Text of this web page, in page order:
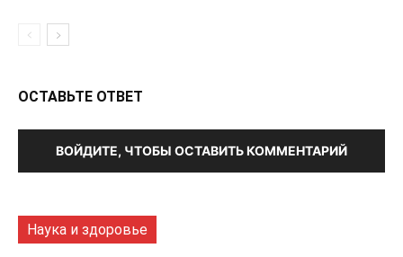
ОСТАВЬТЕ ОТВЕТ
ВОЙДИТЕ, ЧТОБЫ ОСТАВИТЬ КОММЕНТАРИЙ
Наука и здоровье